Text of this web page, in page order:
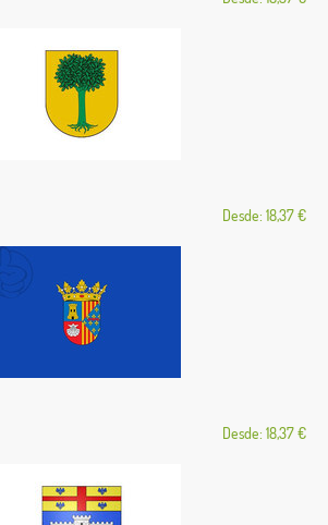
Desde: 18,37 €
Desde: 18,37 €